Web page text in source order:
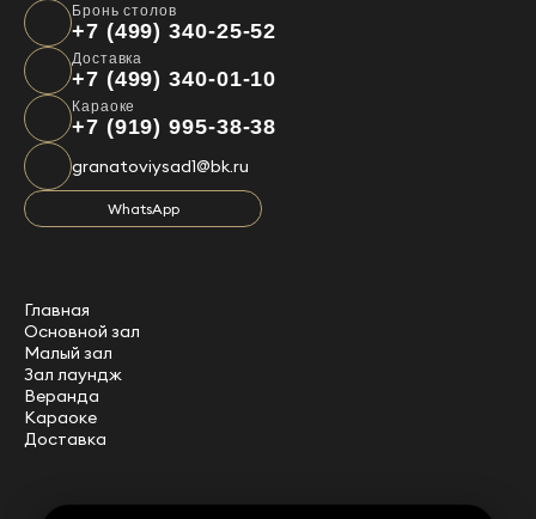
Бронь столов
+7 (499) 340-25-52
Доставка
+7 (499) 340-01-10
Караоке
+7 (919) 995-38-38
granatoviysad1@bk.ru
WhatsApp
Главная
Основной зал
Малый зал
Зал лаундж
Веранда
Караоке
Доставка